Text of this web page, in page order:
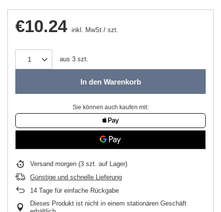
€10.24 inkl. MwSt / szt.
aus 3 szt.
In den Warenkorb
Sie können auch kaufen mit:
Versand morgen (3 szt. auf Lager)
Günstige und schnelle Lieferung
14 Tage für einfache Rückgabe
Dieses Produkt ist nicht in einem stationären Geschäft